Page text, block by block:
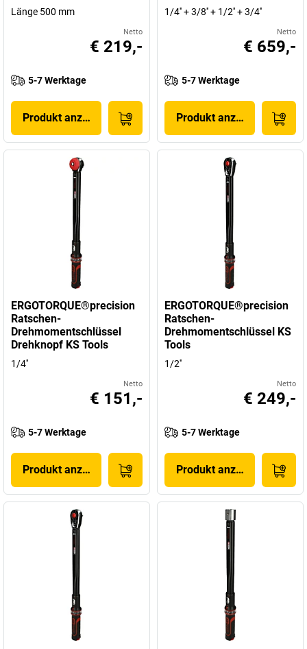
Länge 500 mm
Netto
€ 219,-
5-7 Werktage
Produkt anzeigen
1/4'' + 3/8'' + 1/2'' + 3/4''
Netto
€ 659,-
5-7 Werktage
Produkt anzeigen
ERGOTORQUE®precision
Ratschen-
Drehmomentschlüssel
Drehknopf KS Tools
1/4''
Netto
€ 151,-
5-7 Werktage
Produkt anzeigen
ERGOTORQUE®precision
Ratschen-
Drehmomentschlüssel KS
Tools
1/2''
Netto
€ 249,-
5-7 Werktage
Produkt anzeigen